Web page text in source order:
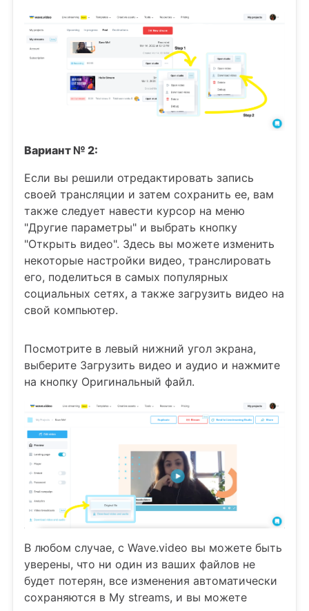
Вариант № 2:
Если вы решили отредактировать запись
своей трансляции и затем сохранить ее, вам
также следует навести курсор на меню
"Другие параметры" и выбрать кнопку
"Открыть видео". Здесь вы можете изменить
некоторые настройки видео, транслировать
его, поделиться в самых популярных
социальных сетях, а также загрузить видео на
свой компьютер.
Посмотрите в левый нижний угол экрана,
выберите Загрузить видео и аудио и нажмите
на кнопку Оригинальный файл.
В любом случае, с Wave.video вы можете быть
уверены, что ни один из ваших файлов не
будет потерян, все изменения автоматически
сохраняются в My streams, и вы можете